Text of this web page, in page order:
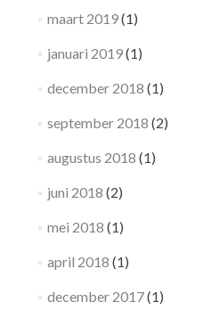
maart 2019(1)
januari 2019(1)
december 2018 (1)
september 2018 (2)
augustus 2018 (1)
juni 2018 (2)
mei 2018 (1)
april 2018 (1)
december 2017(1)